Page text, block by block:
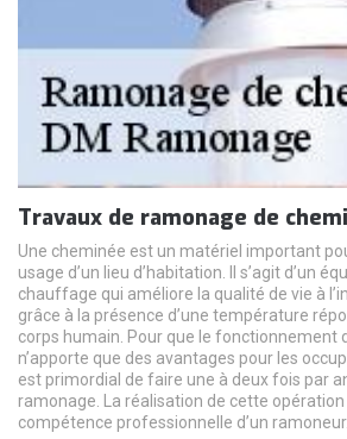
Travaux de ramonage de
Une cheminée est un matériel important
usage d’un lieu d’habitation. Il s’agit d’un
chauffage qui améliore la qualité de vie à
grâce à la présence d’une température
corps humain. Pour que le fonctionnement
n’apporte que des avantages pour les
est primordial de faire une à deux fois par
ramonage. La réalisation de cette opération
compétence professionnelle d’un ramoneur.